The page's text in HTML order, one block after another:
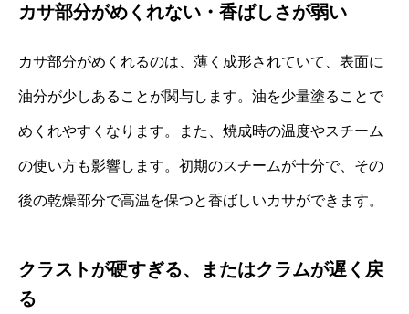
カサ部分がめくれない・香ばしさが弱い
カサ部分がめくれるのは、薄く成形されていて、表面に
油分が少しあることが関与します。油を少量塗ることで
めくれやすくなります。また、焼成時の温度やスチーム
の使い方も影響します。初期のスチームが十分で、その
後の乾燥部分で高温を保つと香ばしいカサができます。
クラストが硬すぎる、またはクラムが遅く戻
る